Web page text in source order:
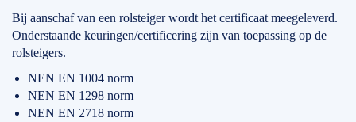
Bij aanschaf van een rolsteiger wordt het certificaat meegeleverd.
Onderstaande keuringen/certificering zijn van toepassing op de
rolsteigers.
NEN EN 1004 norm
NEN EN 1298 norm
NEN EN 2718 norm